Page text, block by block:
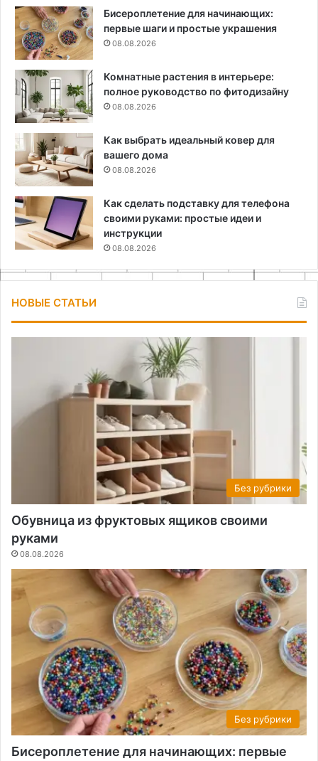
Бисероплетение для начинающих:
первые шаги и простые украшения
08.08.2026
Комнатные растения в интерьере:
полное руководство по фитодизайну
08.08.2026
Как выбрать идеальный ковер для
вашего дома
08.08.2026
Как сделать подставку для телефона
своими руками: простые идеи и
инструкции
08.08.2026
НОВЫЕ СТАТЬИ
Без рубрики
Обувница из фруктовых ящиков своими
руками
08.08.2026
Без рубрики
Бисероплетение для начинающих: первые